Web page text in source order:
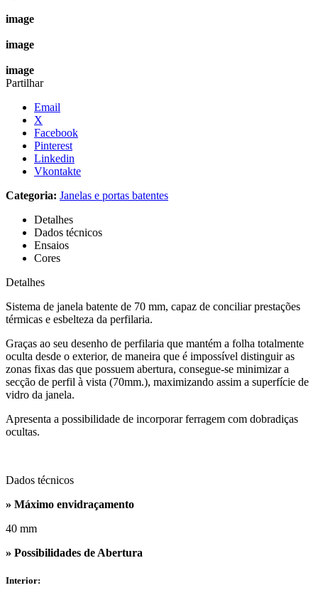
image
image
image
Partilhar
Email
X
Facebook
Pinterest
Linkedin
Vkontakte
Categoria: Janelas e portas batentes
Detalhes
Dados técnicos
Ensaios
Cores
Detalhes
Sistema de janela batente de 70 mm, capaz de conciliar prestações
térmicas e esbelteza da perfilaria.
Graças ao seu desenho de perfilaria que mantém a folha totalmente
oculta desde o exterior, de maneira que é impossível distinguir as
zonas fixas das que possuem abertura, consegue-se minimizar a
secção de perfil à vista (70mm.), maximizando assim a superfície de
vidro da janela.
Apresenta a possibilidade de incorporar ferragem com dobradiças
ocultas.
Dados técnicos
» Máximo envidraçamento
40 mm
» Possibilidades de Abertura
Interior: